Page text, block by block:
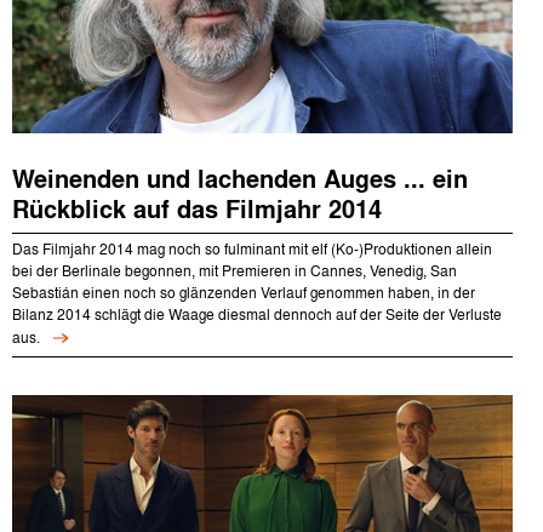
Weinenden und lachenden Auges ... ein
Rückblick auf das Filmjahr 2014
Das Filmjahr 2014 mag noch so fulminant mit elf (Ko-)Produktionen allein
bei der Berlinale begonnen, mit Premieren in Cannes, Venedig, San
Sebastián einen noch so glänzenden Verlauf genommen haben, in der
Bilanz 2014 schlägt die Waage diesmal dennoch auf der Seite der Verluste
aus.